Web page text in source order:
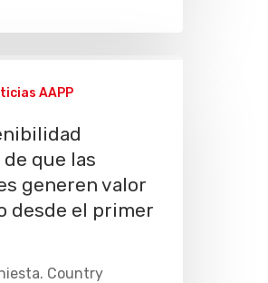
AAPP
que las
generen valor
desde el primer
Country